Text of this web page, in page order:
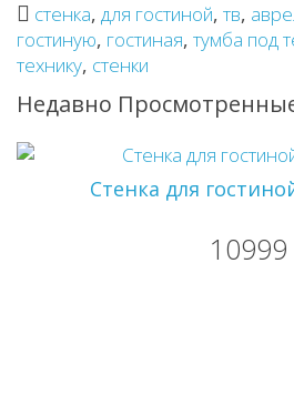
стенка, для гостиной, тв,
гостиную, гостиная, тумба под
технику, стенки
Недавно
Стенка для
10999